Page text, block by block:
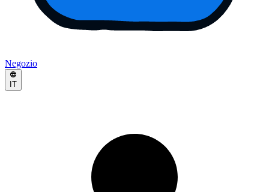
Negozio
IT